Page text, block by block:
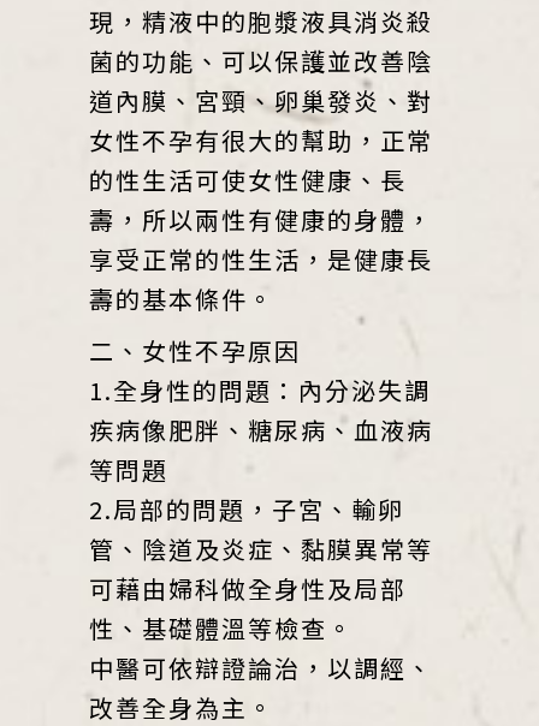
現，精液中的胞漿液具消炎殺
菌的功能、可以保護並改善陰
道內膜、宮頸、卵巢發炎、對
女性不孕有很大的幫助，正常
的性生活可使女性健康、長
壽，所以兩性有健康的身體，
享受正常的性生活，是健康長
壽的基本條件。
二、女性不孕原因
1.全身性的問題：內分泌失調
疾病像肥胖、糖尿病、血液病
等問題
2.局部的問題，子宮、輸卵
管、陰道及炎症、黏膜異常等
可藉由婦科做全身性及局部
性、基礎體溫等檢查。
中醫可依辯證論治，以調經、
改善全身為主。